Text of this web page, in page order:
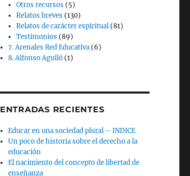
Otros recursos (5)
Relatos breves (130)
Relatos de carácter espiritual (81)
Testimonios (89)
7. Arenales Red Educativa (6)
8. Alfonso Aguiló (1)
ENTRADAS RECIENTES
Educar en una sociedad plural – INDICE
Un poco de historia sobre el derecho a la
educación
El nacimiento del concepto de libertad de
enseñanza